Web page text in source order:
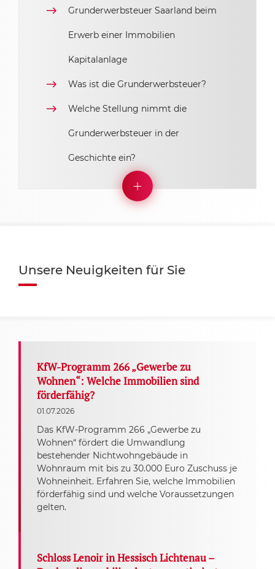
Grunderwerbsteuer Saarland beim
Erwerb einer Immobilien
Kapitalanlage
Was ist die Grunderwerbsteuer?
Welche Stellung nimmt die
Grunderwerbsteuer in der
Geschichte ein?
Unsere Neuigkeiten für Sie
KfW-Programm 266 „Gewerbe zu
Wohnen“: Welche Immobilien sind
förderfähig?
01.07.2026
Das KfW-Programm 266 „Gewerbe zu
Wohnen“ fördert die Umwandlung
bestehender Nichtwohngebäude in
Wohnraum mit bis zu 30.000 Euro Zuschuss je
Wohneinheit. Erfahren Sie, welche Immobilien
förderfähig sind und welche Voraussetzungen
gelten.
Schloss Lenoir in Hessisch Lichtenau –